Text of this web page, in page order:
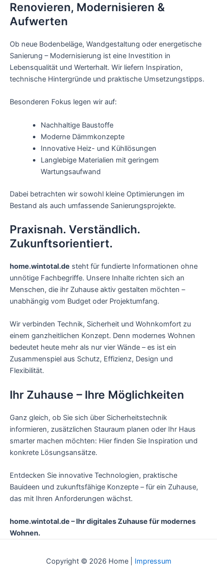
Renovieren, Modernisieren &
Aufwerten
Ob neue Bodenbeläge, Wandgestaltung oder energetische
Sanierung – Modernisierung ist eine Investition in
Lebensqualität und Werterhalt. Wir liefern Inspiration,
technische Hintergründe und praktische Umsetzungstipps.
Besonderen Fokus legen wir auf:
Nachhaltige Baustoffe
Moderne Dämmkonzepte
Innovative Heiz- und Kühllösungen
Langlebige Materialien mit geringem
Wartungsaufwand
Dabei betrachten wir sowohl kleine Optimierungen im
Bestand als auch umfassende Sanierungsprojekte.
Praxisnah. Verständlich.
Zukunftsorientiert.
home.wintotal.de steht für fundierte Informationen ohne
unnötige Fachbegriffe. Unsere Inhalte richten sich an
Menschen, die ihr Zuhause aktiv gestalten möchten –
unabhängig vom Budget oder Projektumfang.
Wir verbinden Technik, Sicherheit und Wohnkomfort zu
einem ganzheitlichen Konzept. Denn modernes Wohnen
bedeutet heute mehr als nur vier Wände – es ist ein
Zusammenspiel aus Schutz, Effizienz, Design und
Flexibilität.
Ihr Zuhause – Ihre Möglichkeiten
Ganz gleich, ob Sie sich über Sicherheitstechnik
informieren, zusätzlichen Stauraum planen oder Ihr Haus
smarter machen möchten: Hier finden Sie Inspiration und
konkrete Lösungsansätze.
Entdecken Sie innovative Technologien, praktische
Bauideen und zukunftsfähige Konzepte – für ein Zuhause,
das mit Ihren Anforderungen wächst.
home.wintotal.de – Ihr digitales Zuhause für modernes
Wohnen.
Copyright © 2026 Home | Impressum